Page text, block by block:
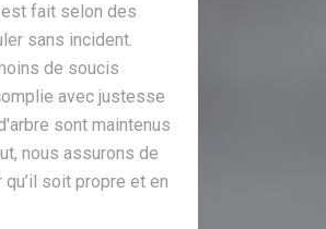
fait selon des
sans incident.
de soucis
avec justesse
sont maintenus
nous assurons de
soit propre et en